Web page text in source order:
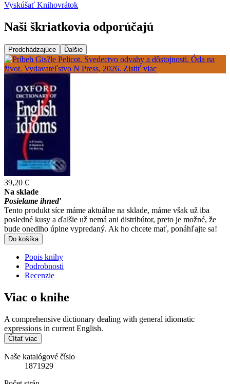
Vyskúšať Knihovrátok
Naši škriatkovia odporúčajú
Predchádzajúce Ďalšie
39,20 €
Na sklade
Posielame ihneď
Tento produkt síce máme aktuálne na sklade, máme však už iba
posledné kusy a ďalšie už nemá ani distribútor, preto je možné, že
bude onedlho úplne vypredaný. Ak ho chcete mať, ponáhľajte sa!
Do košíka
Popis knihy
Podrobnosti
Recenzie
Viac o knihe
A comprehensive dictionary dealing with general idiomatic
expressions in current English.
Čítať viac
Naše katalógové číslo
1871929